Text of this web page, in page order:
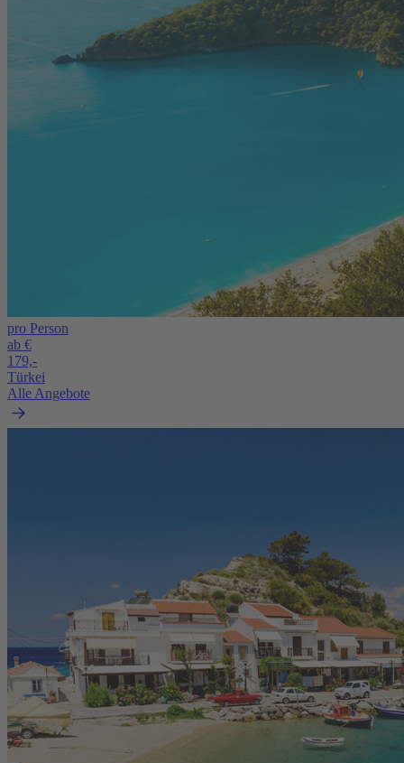
pro Person
ab €
179,-
Türkei
Alle Angebote